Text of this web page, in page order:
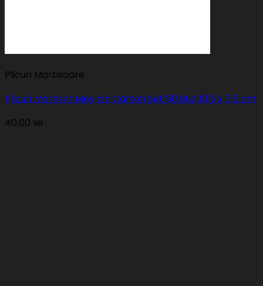
Plicuri Martisoare
Plicuri Martisor Mov din Carton Set 50 Buc 10.5 x 7.5 cm
40.00 lei